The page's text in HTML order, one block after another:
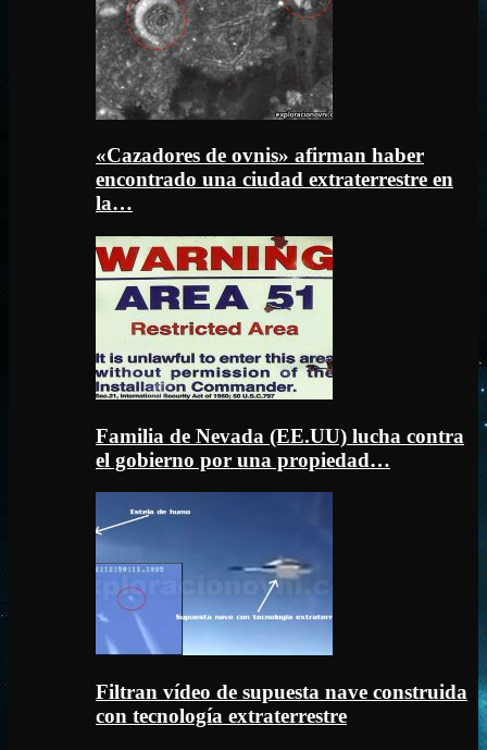
«Cazadores de ovnis» afirman haber
encontrado una ciudad extraterrestre en
la…
Familia de Nevada (EE.UU) lucha contra
el gobierno por una propiedad…
Filtran vídeo de supuesta nave construida
con tecnología extraterrestre